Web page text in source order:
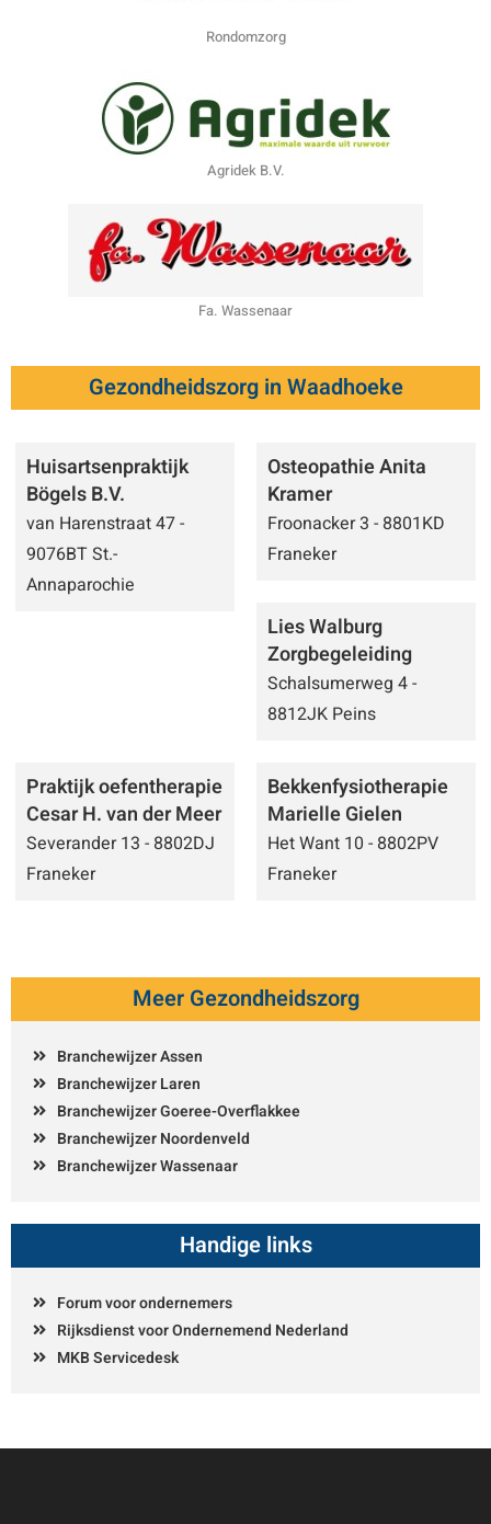
Rondomzorg
Agridek B.V.
Fa. Wassenaar
Gezondheidszorg in Waadhoeke
Huisartsenpraktijk
Bögels B.V.
van Harenstraat 47 -
9076BT St.-
Annaparochie
Osteopathie Anita
Kramer
Froonacker 3 - 8801KD
Franeker
Lies Walburg
Zorgbegeleiding
Schalsumerweg 4 -
8812JK Peins
Praktijk oefentherapie
Cesar H. van der Meer
Severander 13 - 8802DJ
Franeker
Bekkenfysiotherapie
Marielle Gielen
Het Want 10 - 8802PV
Franeker
Meer Gezondheidszorg
Branchewijzer Assen
Branchewijzer Laren
Branchewijzer Goeree-Overflakkee
Branchewijzer Noordenveld
Branchewijzer Wassenaar
Handige links
Forum voor ondernemers
Rijksdienst voor Ondernemend Nederland
MKB Servicedesk